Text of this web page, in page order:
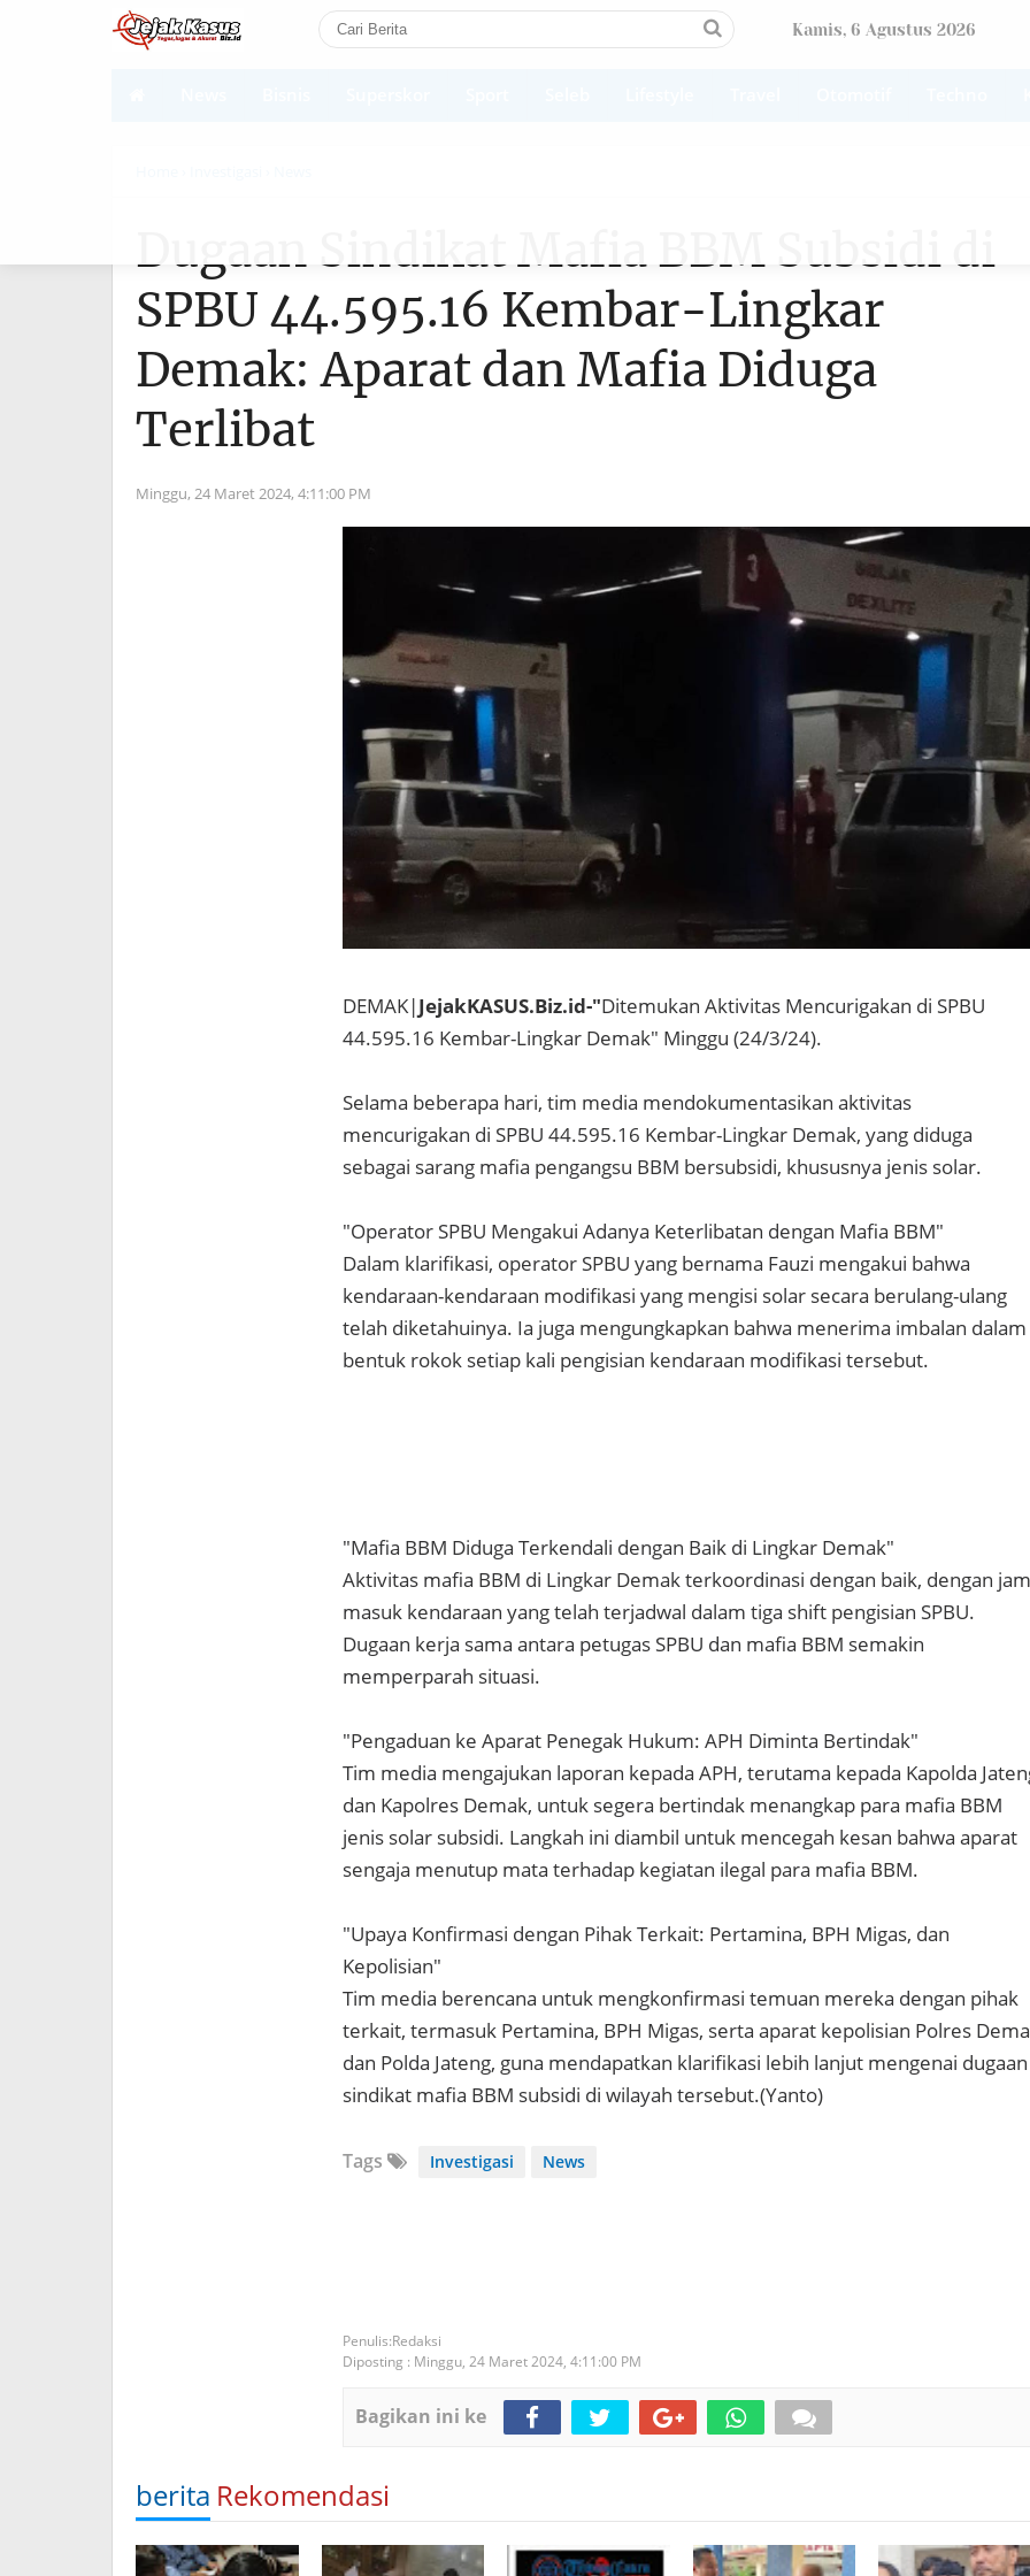
Kamis, 6 Agustus 2026
Dugaan Sindikat Mafia BBM Subsidi di
SPBU 44.595.16 Kembar-Lingkar
Demak: Aparat dan Mafia Diduga
Terlibat
Minggu, 24 Maret 2024, 4:11:00 PM
DEMAK|JejakKASUS.Biz.id-"Ditemukan Aktivitas Mencurigakan di SPBU
44.595.16 Kembar-Lingkar Demak" Minggu (24/3/24).
Selama beberapa hari, tim media mendokumentasikan aktivitas
mencurigakan di SPBU 44.595.16 Kembar-Lingkar Demak, yang diduga
sebagai sarang mafia pengangsu BBM bersubsidi, khususnya jenis solar.
"Operator SPBU Mengakui Adanya Keterlibatan dengan Mafia BBM"
Dalam klarifikasi, operator SPBU yang bernama Fauzi mengakui bahwa
kendaraan-kendaraan modifikasi yang mengisi solar secara berulang-ulang
telah diketahuinya. Ia juga mengungkapkan bahwa menerima imbalan dalam
bentuk rokok setiap kali pengisian kendaraan modifikasi tersebut.
"Mafia BBM Diduga Terkendali dengan Baik di Lingkar Demak"
Aktivitas mafia BBM di Lingkar Demak terkoordinasi dengan baik, dengan jam
masuk kendaraan yang telah terjadwal dalam tiga shift pengisian SPBU.
Dugaan kerja sama antara petugas SPBU dan mafia BBM semakin
memperparah situasi.
"Pengaduan ke Aparat Penegak Hukum: APH Diminta Bertindak"
Tim media mengajukan laporan kepada APH, terutama kepada Kapolda
dan Kapolres Demak, untuk segera bertindak menangkap para mafia BBM
jenis solar subsidi. Langkah ini diambil untuk mencegah kesan bahwa aparat
sengaja menutup mata terhadap kegiatan ilegal para mafia BBM.
"Upaya Konfirmasi dengan Pihak Terkait: Pertamina, BPH Migas, dan
Kepolisian"
Tim media berencana untuk mengkonfirmasi temuan mereka dengan pihak
terkait, termasuk Pertamina, BPH Migas, serta aparat kepolisian Polres
dan Polda Jateng, guna mendapatkan klarifikasi lebih lanjut mengenai dugaan
sindikat mafia BBM subsidi di wilayah tersebut.(Yanto)
Tags Investigasi News
Redaksi
Diposting : Minggu, 24 Maret 2024, 4:11:00 PM
Bagikan ini ke
berita Rekomendasi